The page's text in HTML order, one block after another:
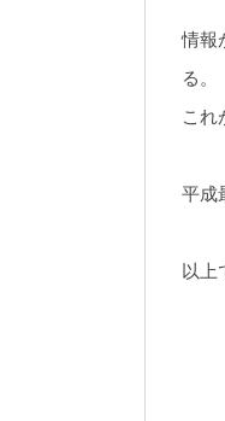
情報
る。
これ
平成
以上